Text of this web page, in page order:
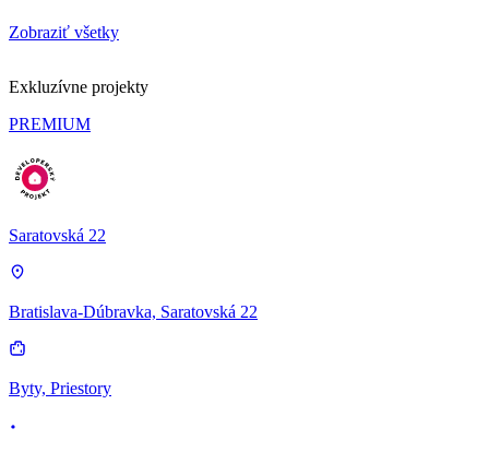
Zobraziť všetky
Exkluzívne projekty
PREMIUM
Saratovská 22
Bratislava-Dúbravka, Saratovská 22
Byty, Priestory